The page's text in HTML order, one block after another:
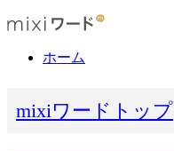
ホーム
mixiワードトップ